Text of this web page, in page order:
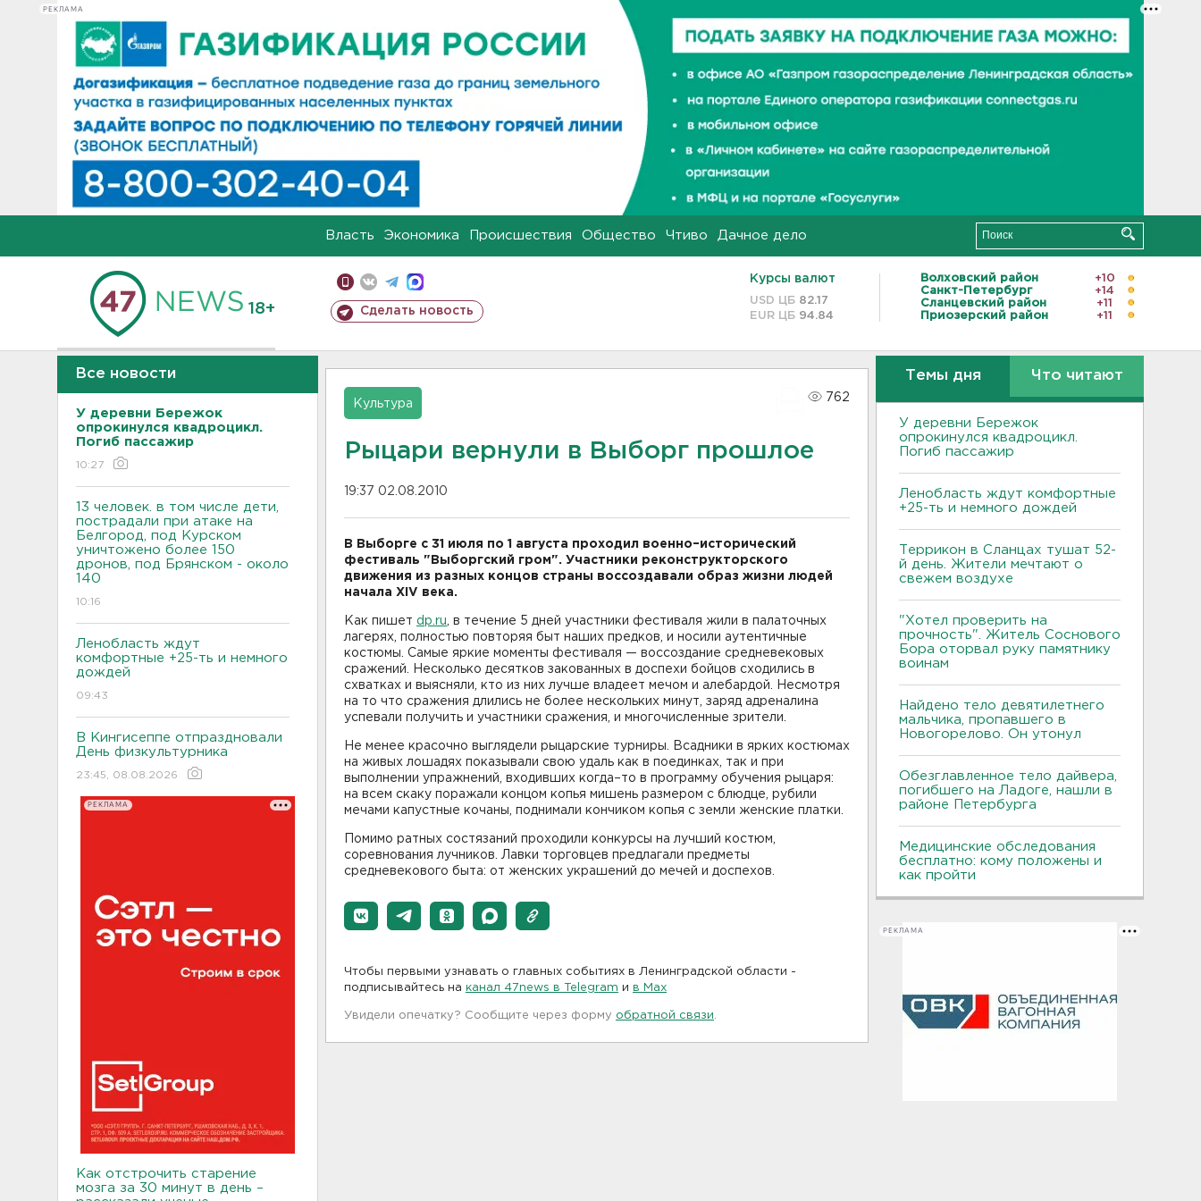
РЕКЛАМА
Власть Экономика Происшествия Общество Чтиво Дачное дело
18+ Сделать новость
Курсы валют
USD ЦБ 82.17
EUR ЦБ 94.84
Волховский район
+10
Санкт-Петербург
+14
Сланцевский район
+11
Приозерский район
+11
Все новости
У деревни Бережок
опрокинулся квадроцикл.
Погиб пассажир
10:27
13 человек. в том числе дети,
пострадали при атаке на
Белгород, под Курском
уничтожено более 150
дронов, под Брянском - около
140
10:16
Ленобласть ждут
комфортные +25-ть и немного
дождей
09:43
В Кингисеппе отпраздновали
День физкультурника
23:45, 08.08.2026
РЕКЛАМА
Как отстрочить старение
мозга за 30 минут в день –
Культура
762
Рыцари вернули в Выборг прошлое
19:37 02.08.2010
В Выборге с 31 июля по 1 августа проходил военно–исторический
фестиваль "Выборгский гром". Участники реконструкторского
движения из разных концов страны воссоздавали образ жизни людей
начала XIV века.
Как пишет dp.ru , в течение 5 дней участники фестиваля жили в палаточных
лагерях, полностью повторяя быт наших предков, и носили аутентичные
костюмы. Самые яркие моменты фестиваля — воссоздание средневековых
сражений. Несколько десятков закованных в доспехи бойцов сходились в
схватках и выясняли, кто из них лучше владеет мечом и алебардой. Несмотря
на то что сражения длились не более нескольких минут, заряд адреналина
успевали получить и участники сражения, и многочисленные зрители.
Не менее красочно выглядели рыцарские турниры. Всадники в ярких костюмах
на живых лошадях показывали свою удаль как в поединках, так и при
выполнении упражнений, входивших когда–то в программу обучения рыцаря:
на всем скаку поражали концом копья мишень размером с блюдце, рубили
мечами капустные кочаны, поднимали кончиком копья с земли женские платки.
Помимо ратных состязаний проходили конкурсы на лучший костюм,
соревнования лучников. Лавки торговцев предлагали предметы
средневекового быта: от женских украшений до мечей и доспехов.
Чтобы первыми узнавать о главных событиях в Ленинградской области -
подписывайтесь на канал 47news в Telegram и в Maх
Увидели опечатку? Сообщите через форму обратной связи
Темы дня Что читают
У деревни Бережок
опрокинулся квадроцикл.
Погиб пассажир
Ленобласть ждут комфортные
+25-ть и немного дождей
Террикон в Сланцах тушат 52-
й день. Жители мечтают о
свежем воздухе
"Хотел проверить на
прочность". Житель Соснового
Бора оторвал руку памятнику
воинам
Найдено тело девятилетнего
мальчика, пропавшего в
Новогорелово. Он утонул
Обезглавленное тело дайвера,
погибшего на Ладоге, нашли в
районе Петербурга
Медицинские обследования
бесплатно: кому положены и
как пройти
РЕКЛАМА